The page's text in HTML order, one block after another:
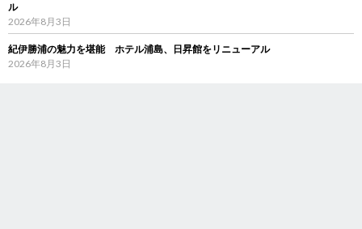
ル
2026年8月3日
紀伊勝浦の魅力を堪能 ホテル浦島、日昇館をリニューアル
2026年8月3日